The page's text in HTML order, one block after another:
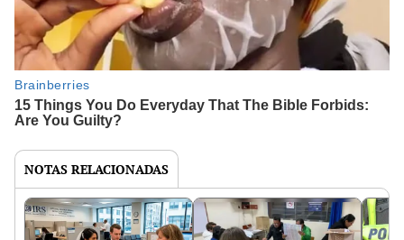
NOTAS RELACIONADAS